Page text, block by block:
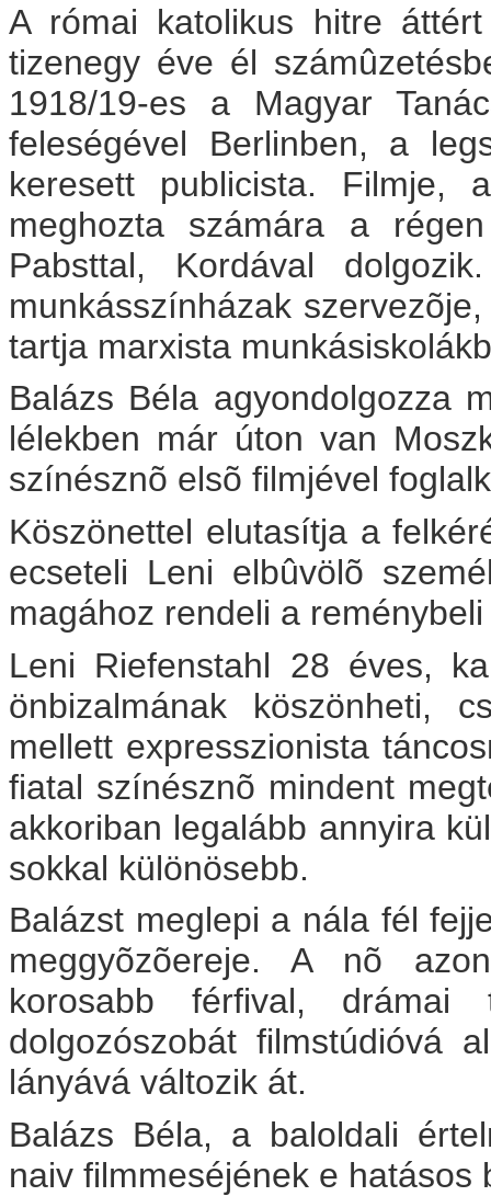
A római katolikus hitre
tizenegy éve él
1918/19-es a Magyar
feleségével Berlinben, a
keresett publicista. Filmje,
meghozta számára a
Pabsttal, Kordával
munkásszínházak
tartja marxista
Balázs Béla agyondolgozza
lélekben már úton van
színésznõ elsõ filmjével
Köszönettel elutasítja a
ecseteli Leni elbûvölõ
magához rendeli a
Leni Riefenstahl 28 éves,
önbizalmának köszönheti,
mellett expresszionista
fiatal színésznõ mindent
akkoriban legalább annyira
sokkal különösebb.
Balázst meglepi a nála fél
meggyõzõereje. A nõ
korosabb férfival, drámai
dolgozószobát filmstúdióvá
lányává változik át.
Balázs Béla, a baloldali
naiv filmmeséjének e hatásos